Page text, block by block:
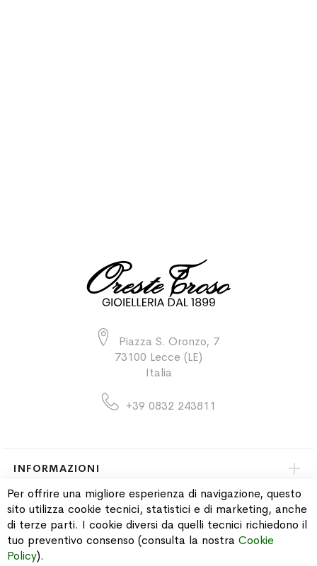
Piazza S. Oronzo, 7
73100 Lecce (LE)
Italia
+39 0832 243811
INFORMAZIONI
PAGAMENTI & SPEDIZIONI
CATALOGO
Per offrire una migliore esperienza di navigazione, questo
sito utilizza cookie tecnici, statistici e di marketing, anche
di terze parti. I cookie diversi da quelli tecnici richiedono il
tuo preventivo consenso (consulta la nostra Cookie
Policy).